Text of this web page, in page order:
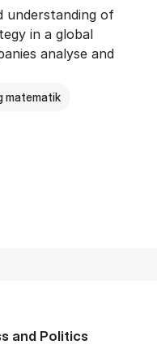
understanding of
in a global
analyse and
matematik
Busi­ness
and Polit­ics